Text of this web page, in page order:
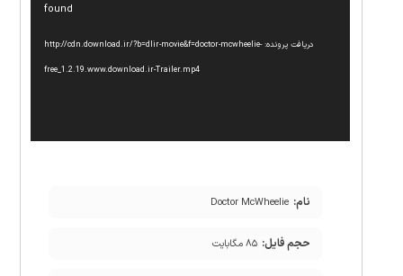
found
دریافت پرونده: http://cdn.download.ir/?b=dlir-movie&f=doctor-mcwheelie-
free_1.2.19.www.download.ir-Trailer.mp4
نام: Doctor McWheelie
حجم فایل: ۸۵ مگابایت